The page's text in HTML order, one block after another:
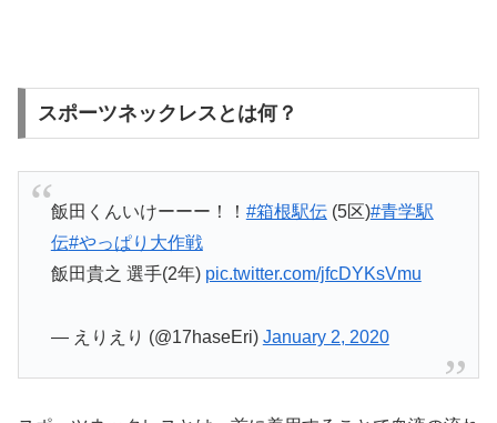
スポーツネックレスとは何？
飯田くんいけーーー！！ #箱根駅伝(5区)#青学駅
伝#やっぱり大作戦
飯田貴之 選手(2年) pic.twitter.com/jfcDYKsVmu
— えりえり (@17haseEri) January 2, 2020